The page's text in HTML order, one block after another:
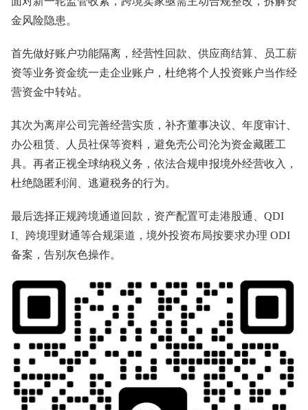
金风险隐患。
首先做好账户功能隔离，经营性回款、供应商结算、员工薪
资等业务资金统一走企业账户，杜绝将个人投资账户当作经
营资金中转站。
其次为离岸公司完善经营实质，补齐董事决议、年度审计、
办公租赁、人员社保等资料，避免壳公司沦为资金藏匿工
具。再者正视全球纳税义务，依法合规申报境外经营收入，
杜绝隐匿利润、逃避税务的行为。
最后选择正规跨境通道回款，资产配置可走港股通、QDI
I、跨境理财通等合规渠道，境外投资布局按要求办理 ODI
备案，告别灰色操作。